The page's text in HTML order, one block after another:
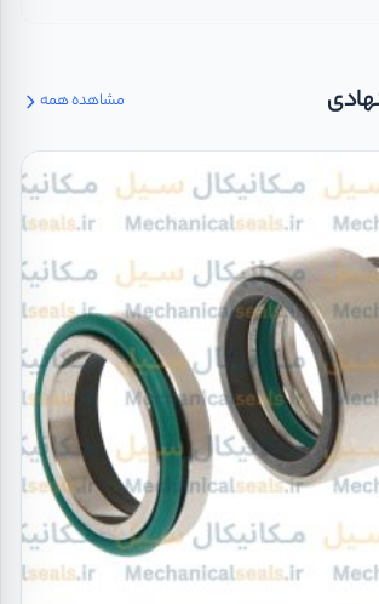
مشاهده همه